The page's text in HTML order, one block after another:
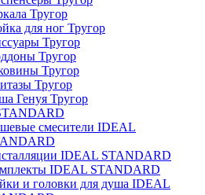
Тругор
для ног Тругор
Тругор
Тругор
Тругор
Тругор
Генуя Тругор
смесители IDEAL
IDEAL STANDARD
IDEAL STANDARD
и головки для душа IDEAL